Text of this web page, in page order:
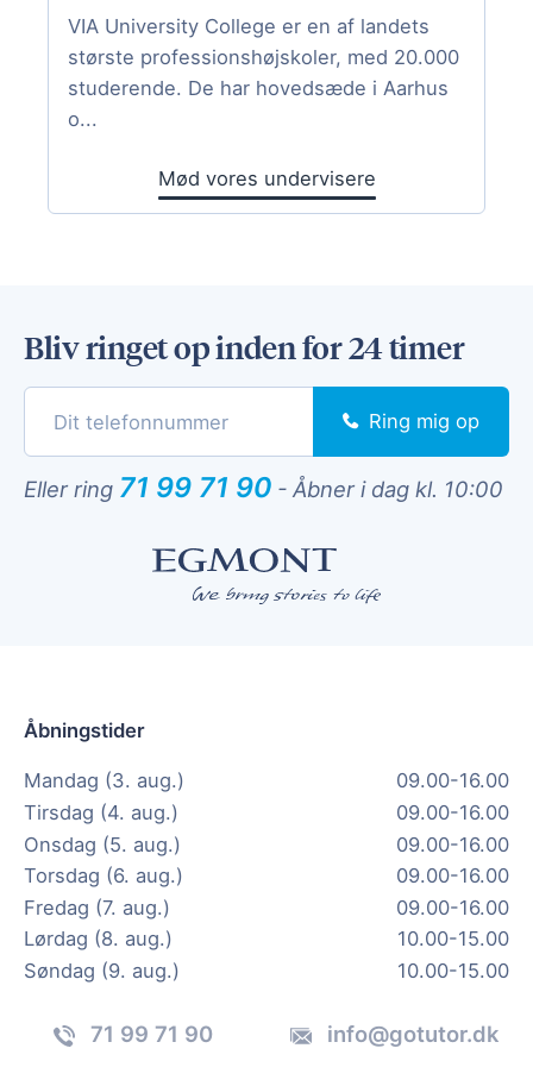
VIA University College er en af landets
største professionshøjskoler, med 20.000
studerende. De har hovedsæde i Aarhus
o...
Mød vores undervisere
Bliv ringet op inden for 24 timer
Ring mig op
Eller ring 71 99 71 90 - Åbner i dag kl. 10:00
Åbningstider
Mandag (3. aug.)
09.00-16.00
Tirsdag (4. aug.)
09.00-16.00
Onsdag (5. aug.)
09.00-16.00
Torsdag (6. aug.)
09.00-16.00
Fredag (7. aug.)
09.00-16.00
Lørdag (8. aug.)
10.00-15.00
Søndag (9. aug.)
10.00-15.00
71 99 71 90 info@gotutor.dk